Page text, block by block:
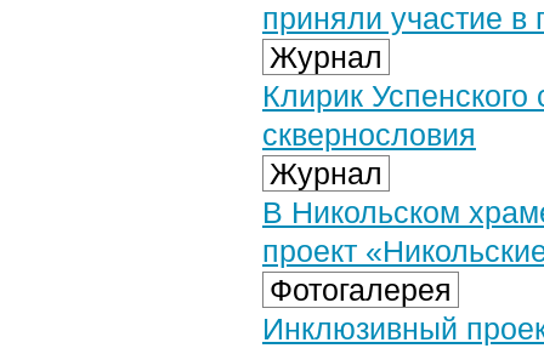
приняли участие
Журнал
Клирик
сквернословия
Журнал
В Никольском
проект
Фотогалерея
Инклюзивный